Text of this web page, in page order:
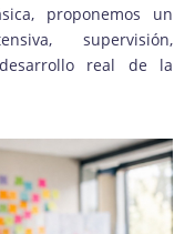
proponemos un
supervisión,
real de la